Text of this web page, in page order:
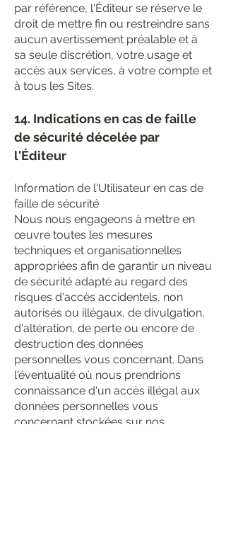
par référence, l'Éditeur se réserve le
droit de mettre fin ou restreindre sans
aucun avertissement préalable et à
sa seule discrétion, votre usage et
accès aux services, à votre compte et
à tous les Sites.
14. Indications en cas de faille
de sécurité décelée par
l'Éditeur
Information de l'Utilisateur en cas de
faille de sécurité
Nous nous engageons à mettre en
œuvre toutes les mesures
techniques et organisationnelles
appropriées afin de garantir un niveau
de sécurité adapté au regard des
risques d'accès accidentels, non
autorisés ou illégaux, de divulgation,
d'altération, de perte ou encore de
destruction des données
personnelles vous concernant. Dans
l'éventualité où nous prendrions
connaissance d'un accès illégal aux
données personnelles vous
concernant stockées sur nos